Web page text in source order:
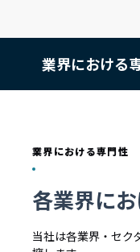
業界における
業界における専門性
各業界に
当社は各業界・セク